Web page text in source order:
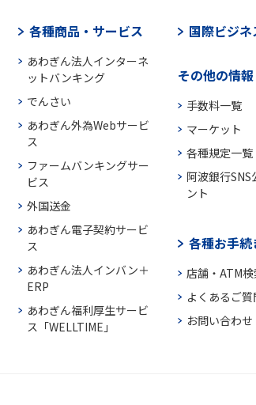
各種商品・サービス
あわぎん法人インターネ
ットバンキング
でんさい
あわぎん外為Webサービ
ス
ファームバンキングサー
ビス
外国送金
あわぎん電子契約サービ
ス
あわぎん法人インバン＋
ERP
あわぎん福利厚生サービ
ス「WELLTIME」
国際ビジネ
その他の情報
手数料一覧
マーケット
各種規定一覧
阿波銀行SNS
ント
各種お手続
店舗・ATM検
よくあるご質
お問い合わせ